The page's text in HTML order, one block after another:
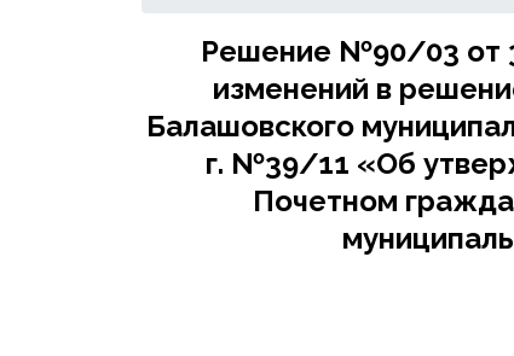
Решение №90/03 от
изменений в
Балашовского
г. №39/11 «Об
Почетном